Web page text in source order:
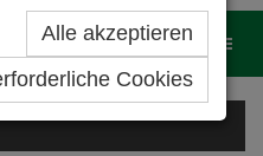
Alle akzeptieren
Cookies